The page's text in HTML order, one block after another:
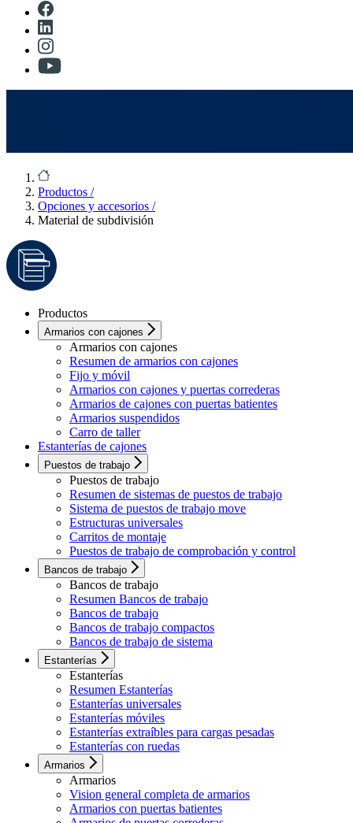
Productos /
Opciones y accesorios /
Material de subdivisión
Productos
Armarios con cajones
Armarios con cajones
Resumen de armarios con cajones
Fijo y móvil
Armarios con cajones y puertas correderas
Armarios de cajones con puertas batientes
Armarios suspendidos
Carro de taller
Estanterías de cajones
Puestos de trabajo
Puestos de trabajo
Resumen de sistemas de puestos de trabajo
Sistema de puestos de trabajo move
Estructuras universales
Carritos de montaje
Puestos de trabajo de comprobación y control
Bancos de trabajo
Bancos de trabajo
Resumen Bancos de trabajo
Bancos de trabajo
Bancos de trabajo compactos
Bancos de trabajo de sistema
Estanterías
Estanterías
Resumen Estanterías
Estanterías universales
Estanterías móviles
Estanterías extraíbles para cargas pesadas
Estanterías con ruedas
Armarios
Armarios
Vision general completa de armarios
Armarios con puertas batientes